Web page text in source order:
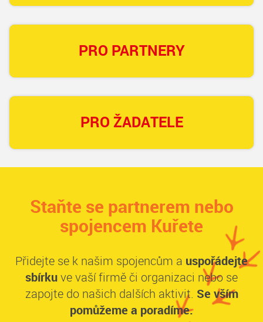
PRO PARTNERY
PRO ŽADATELE
Staňte se partnerem nebo
spojencem Kuřete
Přidejte se k našim spojencům a uspořádejte
sbírkuve vaší firmě či organizaci nebo se
zapojte do našich dalších aktivit. Se vším
pomůžeme a poradíme.